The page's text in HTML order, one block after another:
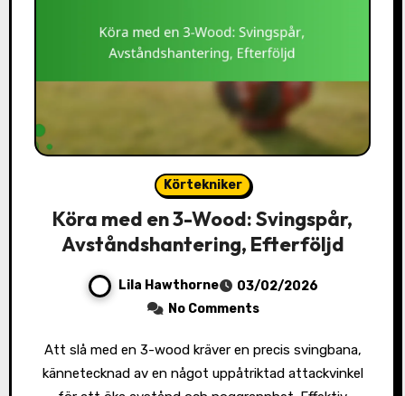
Körtekniker
Köra med en 3-Wood: Svingspår,
Avståndshantering, Efterföljd
Lila Hawthorne
03/02/2026
No Comments
Att slå med en 3-wood kräver en precis svingbana,
kännetecknad av en något uppåtriktad attackvinkel